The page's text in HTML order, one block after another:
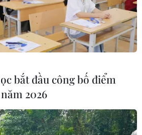
bắt đầu công bố điểm
2026